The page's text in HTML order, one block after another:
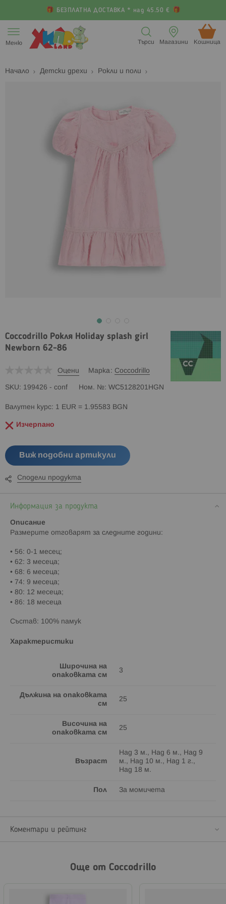
БЕЗПЛАТНА ДОСТАВКА * над 45.50 €
към
съдържанието
Меню Кошница (
Магазини
Търси
Начало Детски дрехи Рокли и поли
Coccodrillo Рокля Holiday splash girl
Newborn 62-86
Оцени Марка Coccodrillo
SKU 199426 - conf Ном. № WC5128201HGN
Валутен курс: 1 EUR = 1.95583 BGN
Изчерпано
Виж подобни артикули
Сподели продукта
Информация за продукта
Описание
Paзмepитe oтгoвapят зa cлeднитe гoдини:
• 56: 0-1 мeceц;
• 62: 3 мeceцa;
• 68: 6 мeceцa;
• 74: 9 мeceцa;
• 80: 12 мeceцa;
• 86: 18 мeceцa
Състав: 100% памук
Характеристики
Широчина на
опаковката см
3
Дължина на опаковката
см
25
Височина на
опаковката см
25
Възраст
Над 3 м., Над 6 м., Над 9
м., Над 10 м., Над 1 г.,
Над 18 м.
Пол За момичета
Коментари и рейтинг
Още от Coccodrillo